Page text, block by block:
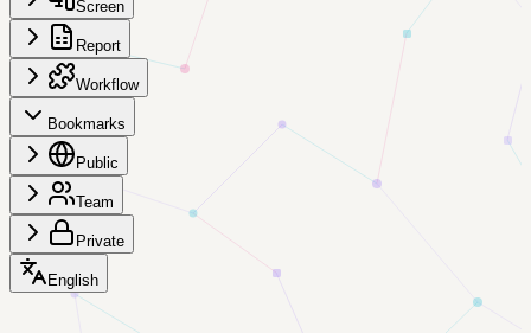
Screen
Report
Workflow
Bookmarks
Public
Team
Private
English